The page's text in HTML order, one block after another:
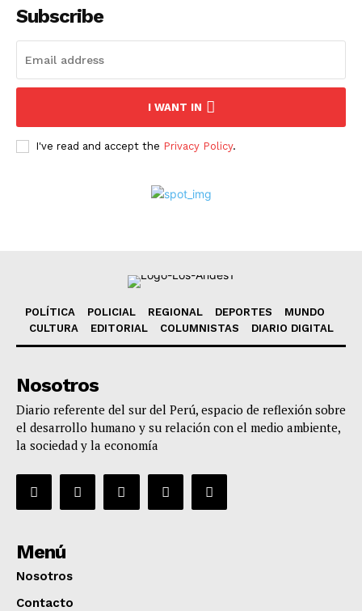
Subscribe
I WANT IN
I've read and accept the Privacy Policy.
POLÍTICA POLICIAL REGIONAL DEPORTES
MUNDO
CULTURA
EDITORIAL COLUMNISTAS DIARIO DIGITAL
Nosotros
Diario referente del sur del Perú, espacio de reflexión sobre
el desarrollo humano y su relación con el medio ambiente,
la sociedad y la economía
Menú
Nosotros
Contacto